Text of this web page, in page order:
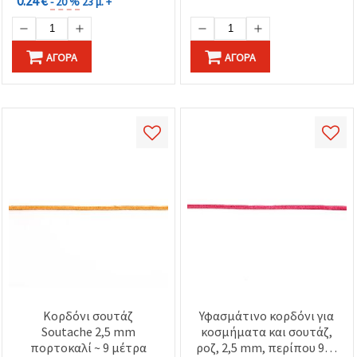
προτιμήσεις
σας στις
ρυθμίσεις
επιλέγοντας
το
Στον
ΑΓΟΡΆ ΑΓΟΡΆ
Κορδόνι σουτάζ
Soutache 2,5 mm
πορτοκαλί ~ 9 μέτρα
Υφασμάτινο κορδόνι για
κοσμήματα και σουτάζ,
ροζ, 2,5 mm, περίπου 9 m